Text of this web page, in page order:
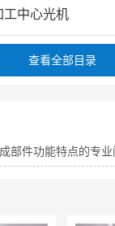
工中心光机
查看全部目录
部件功能特点的专